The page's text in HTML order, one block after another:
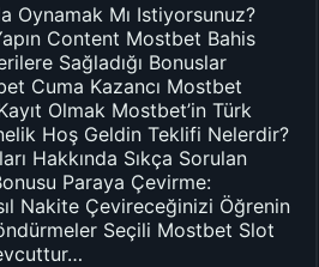
Oynamak Mı Istiyorsunuz?
Content Mostbet Bahis
Sağladığı Bonuslar
Cuma Kazancı Mostbet
Olmak Mostbet’in Türk
Hoş Geldin Teklifi Nelerdir?
Hakkında Sıkça Sorulan
Paraya Çevirme:
Nakite Çevireceğinizi Öğrenin
Seçili Mostbet Slot